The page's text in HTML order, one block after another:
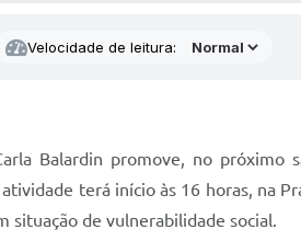
Velocidade de leitura:
Balardin promove, no próximo
terá início às 16 horas, na
situação de vulnerabilidade social.